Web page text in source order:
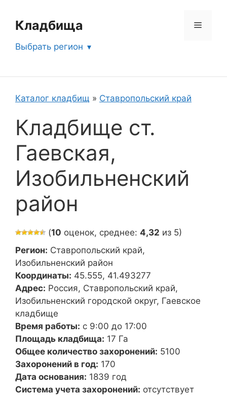
содержимому
Кладбища Меню
Выбрать регион
Каталог кладбищ » Ставропольский край
Кладбище ст.
Гаевская,
Изобильненский
район
(10 оценок, среднее: 4,32 из 5)
Регион: Ставропольский край,
Изобильненский район
Координаты: 45.555, 41.493277
Адрес: Россия, Ставропольский край,
Изобильненский городской округ, Гаевское
кладбище
Время работы: с 9:00 до 17:00
Площадь кладбища: 17 Га
Общее количество захоронений: 5100
Захоронений в год: 170
Дата основания: 1839 год
Система учета захоронений: отсутствует